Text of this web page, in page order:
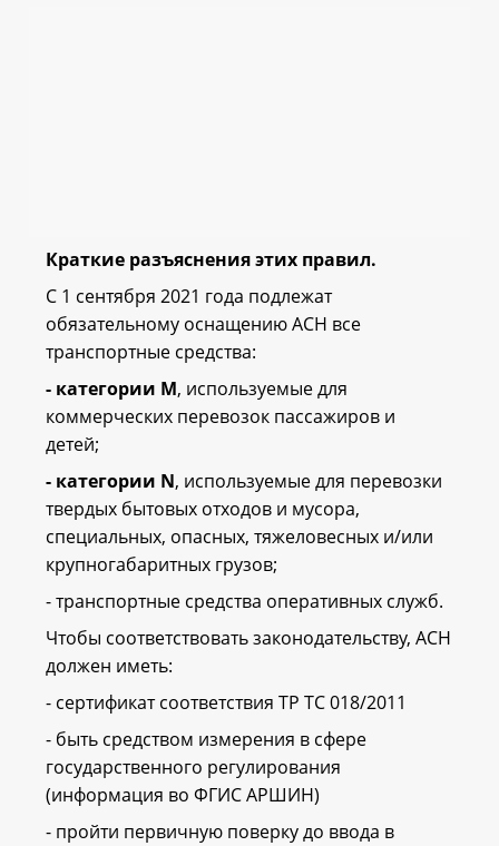
Краткие разъяснения этих правил.
С 1 сентября 2021 года подлежат
обязательному оснащению АСН все
транспортные средства:
- категории M, используемые для
коммерческих перевозок пассажиров и
детей;
- категории N, используемые для перевозки
твердых бытовых отходов и мусора,
специальных, опасных, тяжеловесных и/или
крупногабаритных грузов;
- транспортные средства оперативных служб.
Чтобы соответствовать законодательству, АСН
должен иметь:
- сертификат соответствия ТР ТС 018/2011
- быть средством измерения в сфере
государственного регулирования
(информация во ФГИС АРШИН)
- пройти первичную поверку до ввода в